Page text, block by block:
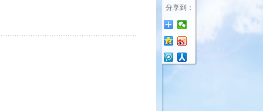
分享到：